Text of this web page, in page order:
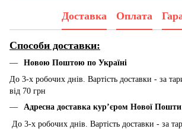
Доставка Оплата
Способи доставки:
Новою Поштою по Україні
До 3-х робочих днів. Вартість доставки - за
від 70 грн
Адресна доставка курʼєром Нової Пошти
До 3-х робочих днів. Вартість доставки - за